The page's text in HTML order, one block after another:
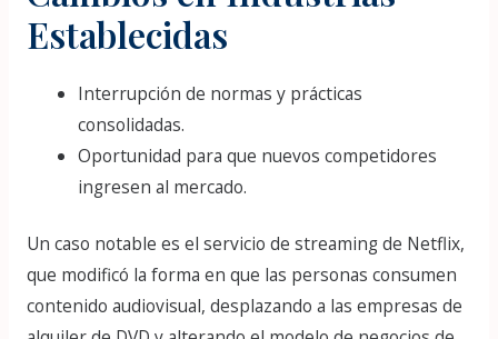
Establecidas
Interrupción de normas y prácticas
consolidadas.
Oportunidad para que nuevos competidores
ingresen al mercado.
Un caso notable es el servicio de streaming de Netflix,
que modificó la forma en que las personas consumen
contenido audiovisual, desplazando a las empresas de